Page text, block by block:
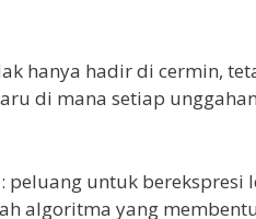
hanya hadir di cermin,
di mana setiap
untuk berekspresi
algoritma yang